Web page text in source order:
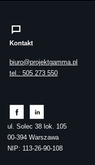
Kontakt
biuro@projektgamma.pl
tel.: 505 273 550
ul. Solec 38 lok. 105
00-394 Warszawa
NIP: 113-26-90-108